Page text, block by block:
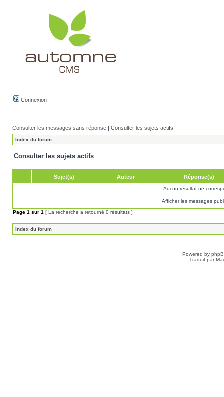
Connexion
Consulter les messages sans réponse | Consulter les sujets actifs
Index du forum
Consulter les sujets actifs
Sujet(s) Auteur Réponse(s)
Aucun résultat ne
Afficher les messages
Page 1 sur 1 [ La recherche a retourné 0 résultats ]
Index du forum
Powered by
Traduit par